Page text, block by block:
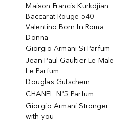
Maison Francis Kurkdjian
Baccarat Rouge 540
Valentino Born In Roma
Donna
Giorgio Armani Si Parfum
Jean Paul Gaultier Le Male
Le Parfum
Douglas Gutschein
CHANEL N°5 Parfum
Giorgio Armani Stronger
with you